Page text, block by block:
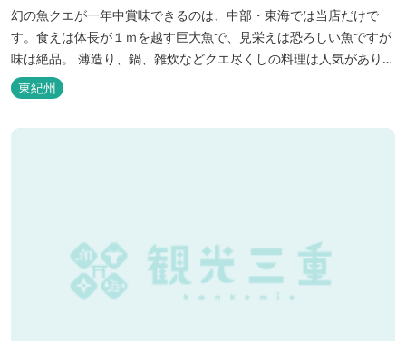
幻の魚クエが一年中賞味できるのは、中部・東海では当店だけで
す。食えは体長が１ｍを越す巨大魚で、見栄えは恐ろしい魚ですが
味は絶品。 薄造り、鍋、雑炊などクエ尽くしの料理は人気がありま
す。ぜひご賞味ください（料理だけでも歌。また、宿泊者には船で
の無料遊覧サービス（１時間）を行ないます。
東紀州